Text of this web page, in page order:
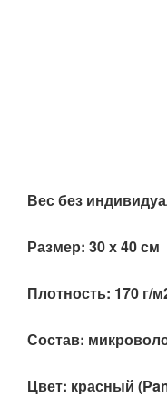
Вес без
Размер: 30 х 40 см
Плотность: 170 г/
Состав:
Цвет: красный